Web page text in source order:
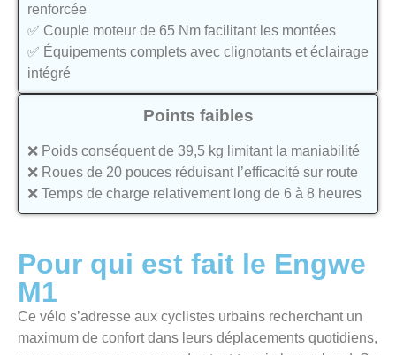
renforcée
✅ Couple moteur de 65 Nm facilitant les montées
✅ Équipements complets avec clignotants et éclairage
intégré
Points faibles
❌ Poids conséquent de 39,5 kg limitant la maniabilité
❌ Roues de 20 pouces réduisant l’efficacité sur route
❌ Temps de charge relativement long de 6 à 8 heures
Pour qui est fait le Engwe
M1
Ce vélo s’adresse aux cyclistes urbains recherchant un
maximum de confort dans leurs déplacements quotidiens,